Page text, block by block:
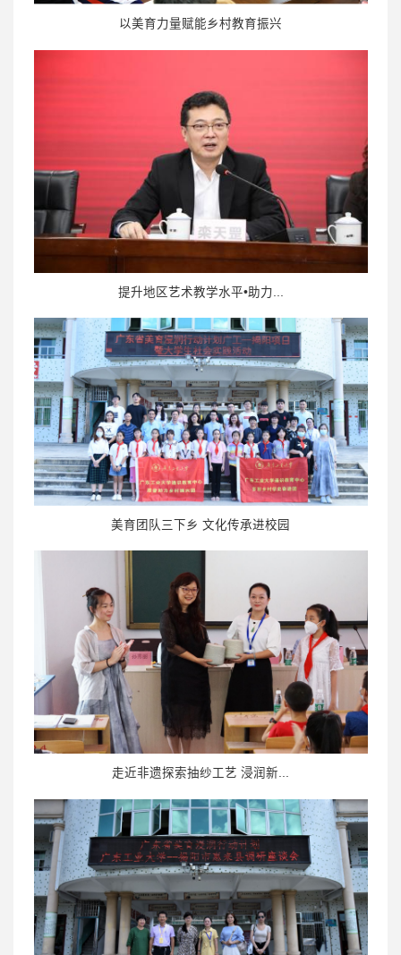
以美育力量赋能乡村教育振兴
提升地区艺术教学水平•助力...
美育团队三下乡 文化传承进校园
走近非遗探索抽纱工艺 浸润新...